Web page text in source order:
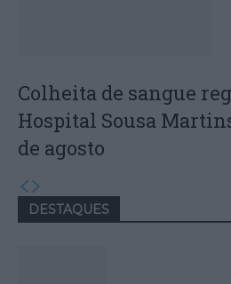
Colheita de sangue
Hospital Sousa
de agosto
DESTAQUES